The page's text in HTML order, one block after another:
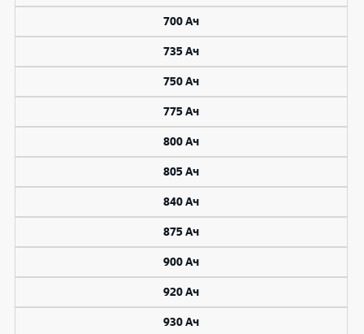
700 Ач
735 Ач
750 Ач
775 Ач
800 Ач
805 Ач
840 Ач
875 Ач
900 Ач
920 Ач
930 Ач